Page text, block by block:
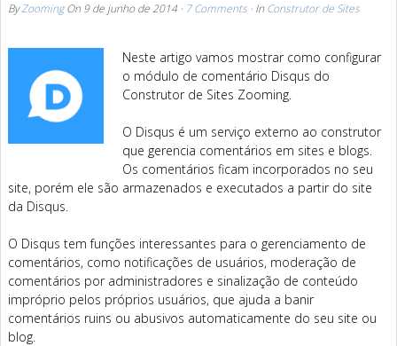
ByZoomingOn 9 de junho de 2014 · 7 Comments · In Construtor de Sites
Neste artigo vamos mostrar como configurar
o módulo de comentário Disqus do
Construtor de Sites Zooming.
O Disqus é um serviço externo ao construtor
que gerencia comentários em sites e blogs.
Os comentários ficam incorporados no seu
site, porém ele são armazenados e executados a partir do site
da Disqus.
O Disqus tem funções interessantes para o gerenciamento de
comentários, como notificações de usuários, moderação de
comentários por administradores e sinalização de conteúdo
impróprio pelos próprios usuários, que ajuda a banir
comentários ruins ou abusivos automaticamente do seu site ou
blog.